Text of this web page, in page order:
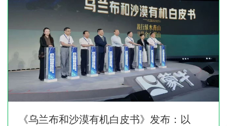
《乌兰布和沙漠有机白皮书》发布：以